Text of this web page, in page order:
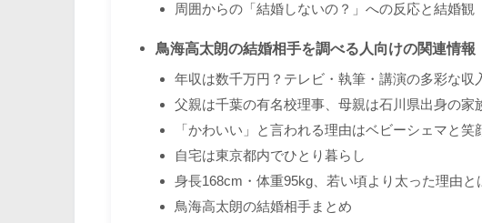
周囲からの「結婚しないの？」への反応と結婚観
鳥海高太朗の結婚相手を調べる人向けの関連情報
年収は数千万円？テレビ・執筆・講演の多彩な収
父親は千葉の有名校理事、母親は石川県出身の家
「かわいい」と言われる理由はベビーシェマと笑
自宅は東京都内でひとり暮らし
身長168cm・体重95kg、若い頃より太った理由と
鳥海高太朗の結婚相手まとめ